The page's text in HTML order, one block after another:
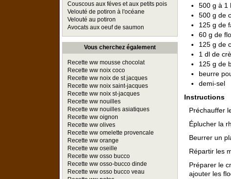
Couscous aux féves et aux petits pois
Velouté de potiron à l'océane
Velouté au potiron
Avocats aux oeuf de saumon
Vous cherchez également
Recette ww mousse chocolat
Recette ww noix coco
Recette ww noix de st jacques
Recette ww noix saint-jacques
Recette ww noix st-jacques
Recette ww nouilles
Recette ww nouilles asiatiques
Recette ww oignon
Recette ww olives
Recette ww omelette provencale
Recette ww orange
Recette ww oseille
Recette ww osso bucco
Recette ww osso-bucco dinde
Recette ww osso bucco veau
500 g à 1
500 g de
125 g de
60 g de
125 g de
1 dl de
125 g de
beurre
demi-sel
Instructions
Préchauffer
Éplucher la
Beurrer un
Répartir les
Préparer le
ajouter les